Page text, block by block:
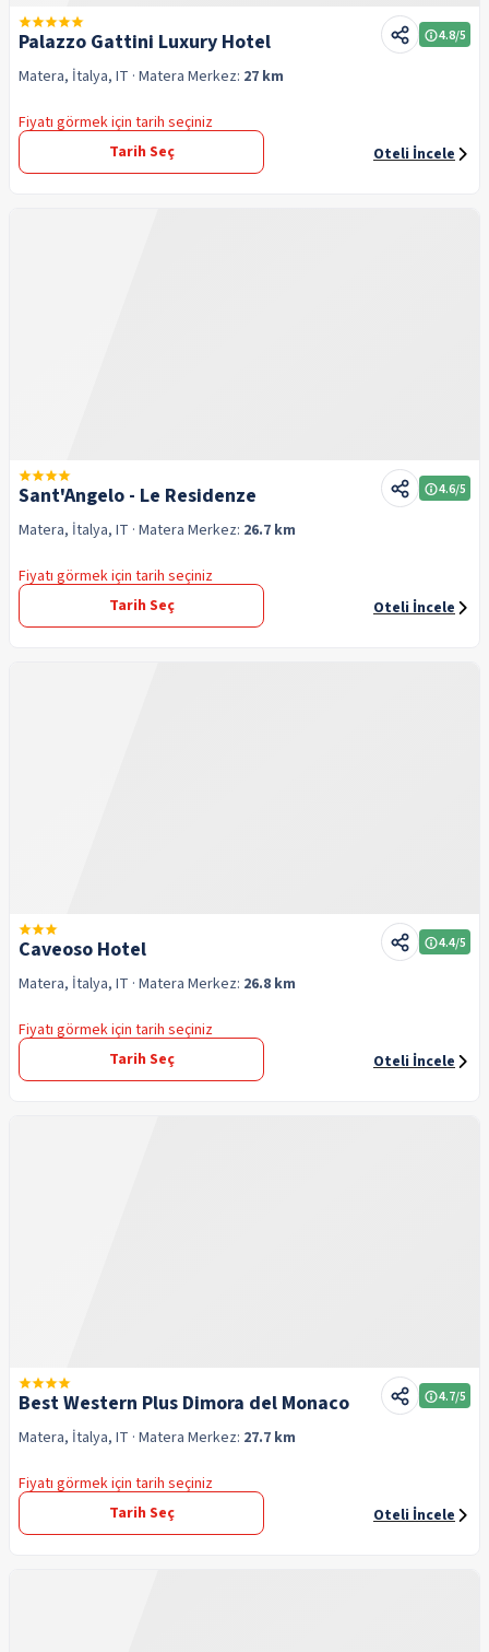
Palazzo Gattini Luxury Hotel 4.8/5
Matera, İtalya, IT · Matera Merkez: 27 km
Fiyatı görmek için tarih seçiniz
Tarih Seç
Oteli İncele
Sant'Angelo - Le Residenze 4.6/5
Matera, İtalya, IT · Matera Merkez: 26.7 km
Fiyatı görmek için tarih seçiniz
Tarih Seç
Oteli İncele
Caveoso Hotel 4.4/5
Matera, İtalya, IT · Matera Merkez: 26.8 km
Fiyatı görmek için tarih seçiniz
Tarih Seç
Oteli İncele
Best Western Plus Dimora del Monaco 4.7/5
Matera, İtalya, IT · Matera Merkez: 27.7 km
Fiyatı görmek için tarih seçiniz
Tarih Seç
Oteli İncele